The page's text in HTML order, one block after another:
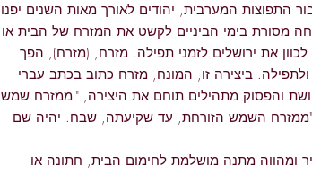
התפוצות המערבית, יהודים לאורך מאות השנים יפנו
מסורת בימי הביניים לקשט את המזרח של הבית או
את ירושלים לזמני תפילה. מזרח, (מזרח), הפך
ביצירה זו, המונח, מזרח כתוב בכתב עברי
והפסוק מתהילים תוחם את היצירה, "'ממזרח שמש
השמש הזורחת, עד שקיעתה, שבח. יהיה שם
ומהווה מתנה מושלמת לחימום הבית, חתונה או